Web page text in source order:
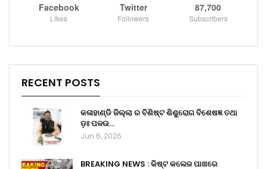
Facebook
Likes
Twitter
Followers
87,700
Subscribers
RECENT POSTS
କଳାହାଣ୍ଡି ଜିଲ୍ଲା ର ବିଶିଷ୍ଟ ଶିଶୁରୋଗ ବିଶେଷଜ୍ଞ ତଥା
ଡ଼ଃ ପଳଉ…
Jun 6, 2026
BREAKING NEWS : କିଷ୍ଟ କଲେଜ ପାଖରେ